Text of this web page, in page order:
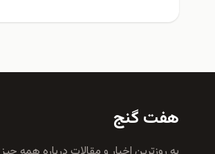
هفت گنج